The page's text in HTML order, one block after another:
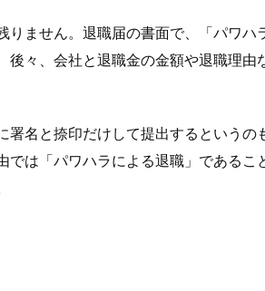
りません。退職届の書面で、「パワハ
後々、会社と退職金の金額や退職理由
署名と捺印だけして提出するというの
では「パワハラによる退職」であるこ